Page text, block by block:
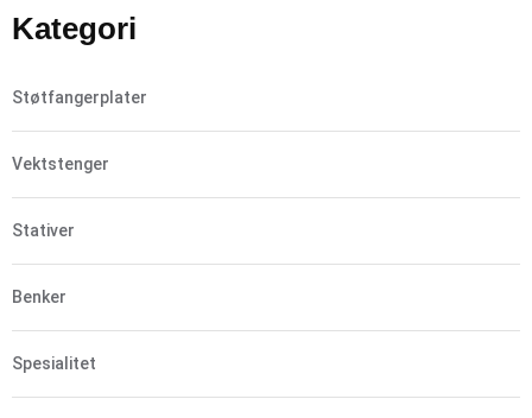
Kategori
Støtfangerplater
Vektstenger
Stativer
Benker
Spesialitet